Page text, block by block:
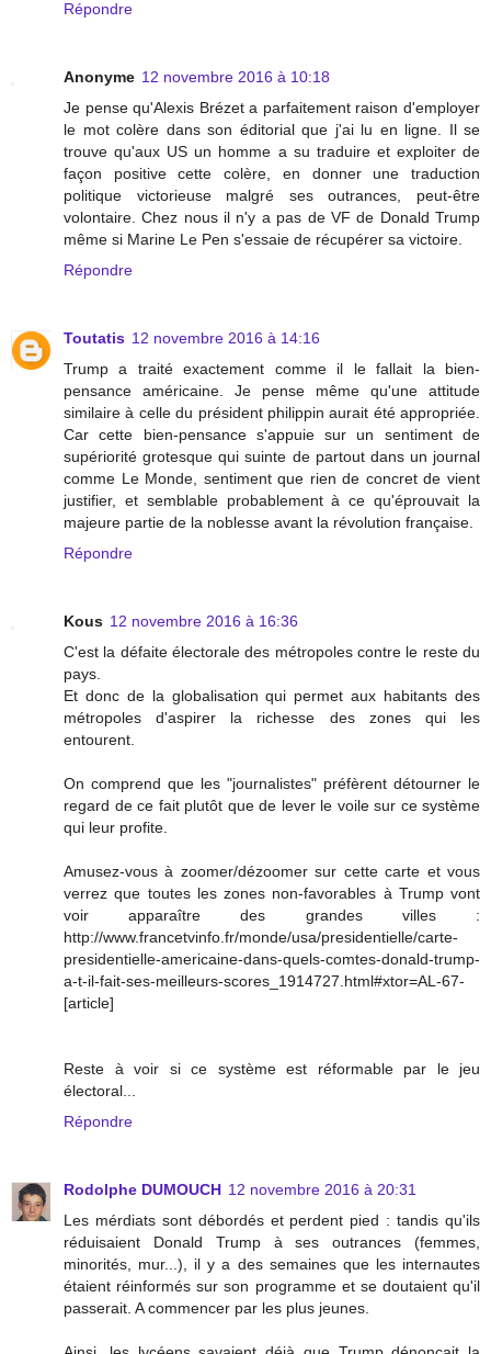
Répondre
Anonyme 12 novembre 2016 à 10:18
Je pense qu'Alexis Brézet a parfaitement raison d'employer
le mot colère dans son éditorial que j'ai lu en ligne. Il se
trouve qu'aux US un homme a su traduire et exploiter de
façon positive cette colère, en donner une traduction
politique victorieuse malgré ses outrances, peut-être
volontaire. Chez nous il n'y a pas de VF de Donald Trump
même si Marine Le Pen s'essaie de récupérer sa victoire.
Répondre
Toutatis 12 novembre 2016 à 14:16
Trump a traité exactement comme il le fallait la bien-
pensance américaine. Je pense même qu'une attitude
similaire à celle du président philippin aurait été appropriée.
Car cette bien-pensance s'appuie sur un sentiment de
supériorité grotesque qui suinte de partout dans un journal
comme Le Monde, sentiment que rien de concret de vient
justifier, et semblable probablement à ce qu'éprouvait la
majeure partie de la noblesse avant la révolution française.
Répondre
Kous 12 novembre 2016 à 16:36
C'est la défaite électorale des métropoles contre le reste du
pays.
Et donc de la globalisation qui permet aux habitants des
métropoles d'aspirer la richesse des zones qui les
entourent.
On comprend que les "journalistes" préfèrent détourner le
regard de ce fait plutôt que de lever le voile sur ce système
qui leur profite.
Amusez-vous à zoomer/dézoomer sur cette carte et vous
verrez que toutes les zones non-favorables à Trump vont
voir apparaître des grandes villes :
http://www.francetvinfo.fr/monde/usa/presidentielle/carte-
presidentielle-americaine-dans-quels-comtes-donald-trump-
a-t-il-fait-ses-meilleurs-scores_1914727.html#xtor=AL-67-
[article]
Reste à voir si ce système est réformable par le jeu
électoral...
Répondre
Rodolphe DUMOUCH 12 novembre 2016 à 20:31
Les mérdiats sont débordés et perdent pied : tandis qu'ils
réduisaient Donald Trump à ses outrances (femmes,
minorités, mur...), il y a des semaines que les internautes
étaient réinformés sur son programme et se doutaient qu'il
passerait. A commencer par les plus jeunes.